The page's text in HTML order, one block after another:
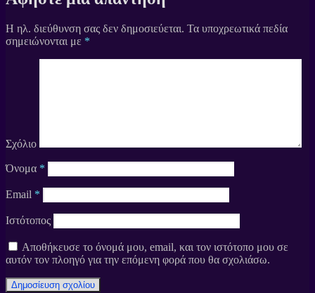
Η ηλ. διεύθυνση σας δεν δημοσιεύεται. Τα υποχρεωτικά πεδία
σημειώνονται με *
Σχόλιο
Όνομα *
Email *
Ιστότοπος
Αποθήκευσε το όνομά μου, email, και τον ιστότοπο μου σε
αυτόν τον πλοηγό για την επόμενη φορά που θα σχολιάσω.